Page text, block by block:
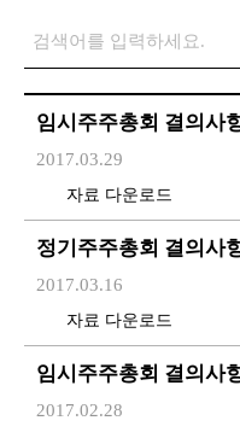
임시주주총회 결의사
2017.03.29
자료 다운로드
정기주주총회 결의사
2017.03.16
자료 다운로드
임시주주총회 결의사
2017.02.28